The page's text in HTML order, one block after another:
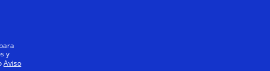
Todos
y
Aviso